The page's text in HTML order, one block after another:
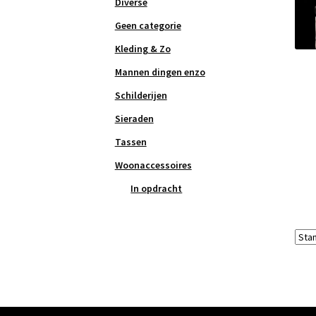
Geen categorie
Kleding & Zo
Mannen dingen enzo
Schilderijen
Sieraden
Tassen
Woonaccessoires
In opdracht